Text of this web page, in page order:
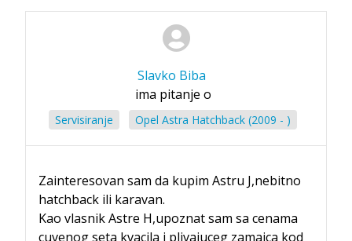
Slavko Biba
ima pitanje o
Servisiranje Opel Astra Hatchback (2009 - )
Zainteresovan sam da kupim Astru J,nebitno
hatchback ili karavan.
Kao vlasnik Astre H,upoznat sam sa cenama
cuvenog seta kvacila i plivajuceg zamajca kod